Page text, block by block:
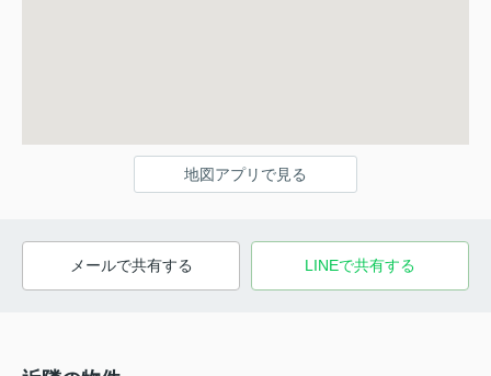
地図アプリで見る
メールで共有する LINEで共有する